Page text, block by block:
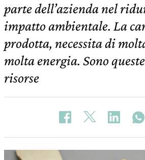
parte dell’azienda nel
impatto ambientale. La
prodotta, necessita di
molta energia. Sono
risorse